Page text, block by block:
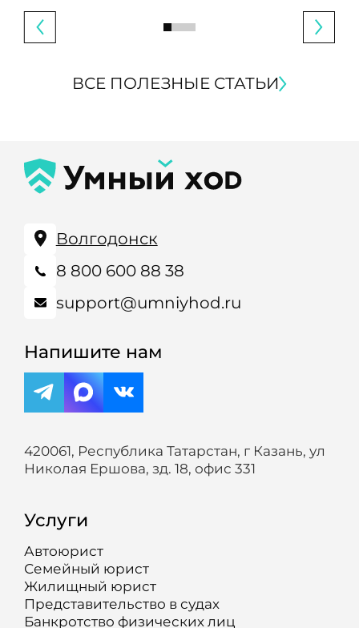
ВСЕ ПОЛЕЗНЫЕ СТАТЬИ
Волгодонск
8 800 600 88 38
support@umniyhod.ru
Напишите нам
420061, Республика Татарстан, г Казань, ул
Николая Ершова, зд. 18, офис 331
Услуги
Автоюрист
Семейный юрист
Жилищный юрист
Представительство в судах
Банкротство физических лиц